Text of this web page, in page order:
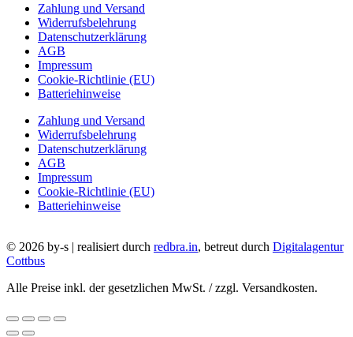
Zahlung und Versand
Widerrufsbelehrung
Datenschutzerklärung
AGB
Impressum
Cookie-Richtlinie (EU)
Batteriehinweise
Zahlung und Versand
Widerrufsbelehrung
Datenschutzerklärung
AGB
Impressum
Cookie-Richtlinie (EU)
Batteriehinweise
© 2026 by-s | realisiert durch redbra.in, betreut durch Digitalagentur
Cottbus
Alle Preise inkl. der gesetzlichen MwSt. / zzgl. Versandkosten.